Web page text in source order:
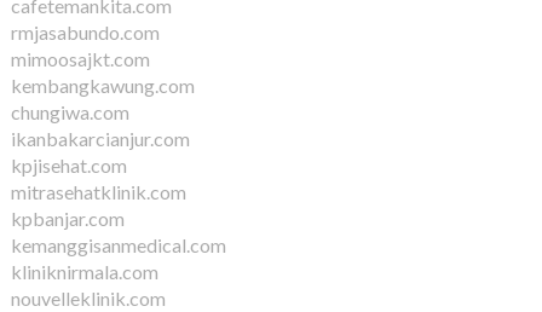
cafetemankita.com
rmjasabundo.com
mimoosajkt.com
kembangkawung.com
chungiwa.com
ikanbakarcianjur.com
kpjisehat.com
mitrasehatklinik.com
kpbanjar.com
kemanggisanmedical.com
kliniknirmala.com
nouvelleklinik.com